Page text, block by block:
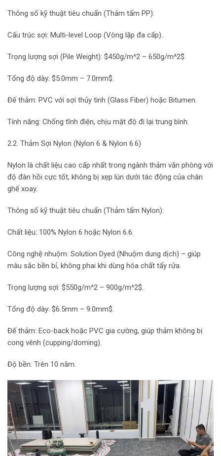
Thông số kỹ thuật tiêu chuẩn (Thảm tấm PP):
Cấu trúc sợi: Multi-level Loop (Vòng lặp đa cấp).
Trọng lượng sợi (Pile Weight): $450g/m^2 – 650g/m^2$.
Tổng độ dày: $5.0mm – 7.0mm$.
Đế thảm: PVC với sợi thủy tinh (Glass Fiber) hoặc Bitumen.
Tính năng: Chống tĩnh điện, chịu mật độ đi lại trung bình.
2.2. Thảm Sợi Nylon (Nylon 6 & Nylon 6.6)
Nylon là chất liệu cao cấp nhất trong ngành thảm văn phòng với
độ đàn hồi cực tốt, không bị xẹp lún dưới tác động của chân
ghế xoay.
Thông số kỹ thuật tiêu chuẩn (Thảm tấm Nylon):
Chất liệu: 100% Nylon 6 hoặc Nylon 6.6.
Công nghệ nhuộm: Solution Dyed (Nhuộm dung dịch) – giúp
màu sắc bền bỉ, không phai khi dùng hóa chất tẩy rửa.
Trọng lượng sợi: $550g/m^2 – 900g/m^2$.
Tổng độ dày: $6.5mm – 9.0mm$.
Đế thảm: Eco-back hoặc PVC gia cường, giúp thảm không bị
cong vênh (cupping/doming).
Độ bền: Trên 10 năm.